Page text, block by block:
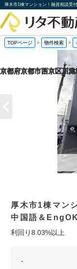
TOPページ > 物件検索 > -
厚木市1棟マン
中国語＆
利回り8.03%以上
-
京都府京都市西京区下
京都府京都市西京区川
京都府京都市西京区下
京都府京都市下京区二